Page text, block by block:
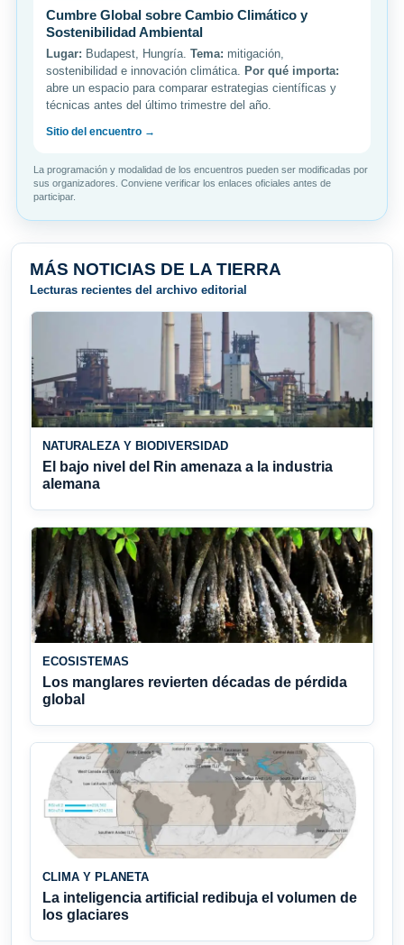
Cumbre Global sobre Cambio Climático y
Sostenibilidad Ambiental
Lugar: Budapest, Hungría. Tema: mitigación,
sostenibilidad e innovación climática. Por qué importa:
abre un espacio para comparar estrategias científicas y
técnicas antes del último trimestre del año.
Sitio del encuentro →
La programación y modalidad de los encuentros pueden ser modificadas por
sus organizadores. Conviene verificar los enlaces oficiales antes de
participar.
MÁS NOTICIAS DE LA TIERRA
Lecturas recientes del archivo editorial
NATURALEZA Y BIODIVERSIDAD
El bajo nivel del Rin amenaza a la industria
alemana
ECOSISTEMAS
Los manglares revierten décadas de pérdida
global
CLIMA Y PLANETA
La inteligencia artificial redibuja el volumen de
los glaciares